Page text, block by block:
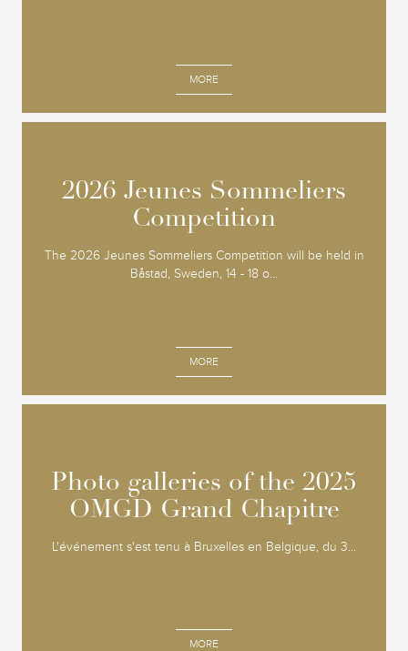
MORE
2026 Jeunes Sommeliers
Competition
The 2026 Jeunes Sommeliers Competition will be held in
Båstad, Sweden, 14 - 18 o...
MORE
2026 Jeunes Sommeliers
Competition
Photo galleries of the 2025
OMGD Grand Chapitre
L'événement s'est tenu à Bruxelles en Belgique, du 3...
MORE
Photo galleries of the 2025
OMGD Grand Chapitre